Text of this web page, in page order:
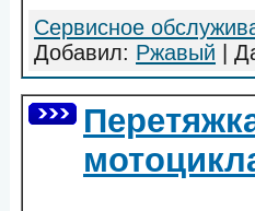
Сервисное
Добавил: Ржавый |